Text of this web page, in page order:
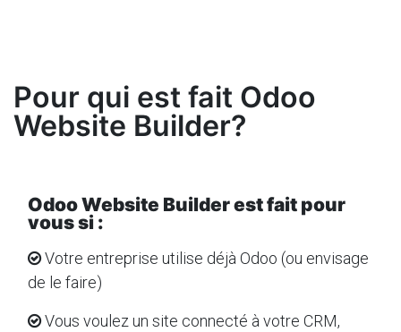
Pour qui est fait Odoo
Website Builder?
Odoo Website Builder est fait pour
vous si :
Votre entreprise utilise déjà Odoo (ou envisage
de le faire)
Vous voulez un site connecté à votre CRM,